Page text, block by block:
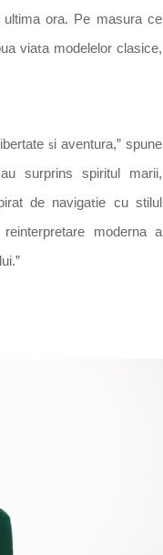
ultima ora. Pe masura ce
viata modelelor clasice,
si aventura,” spune
surprins spiritul marii,
de navigatie cu stilul
moderna a